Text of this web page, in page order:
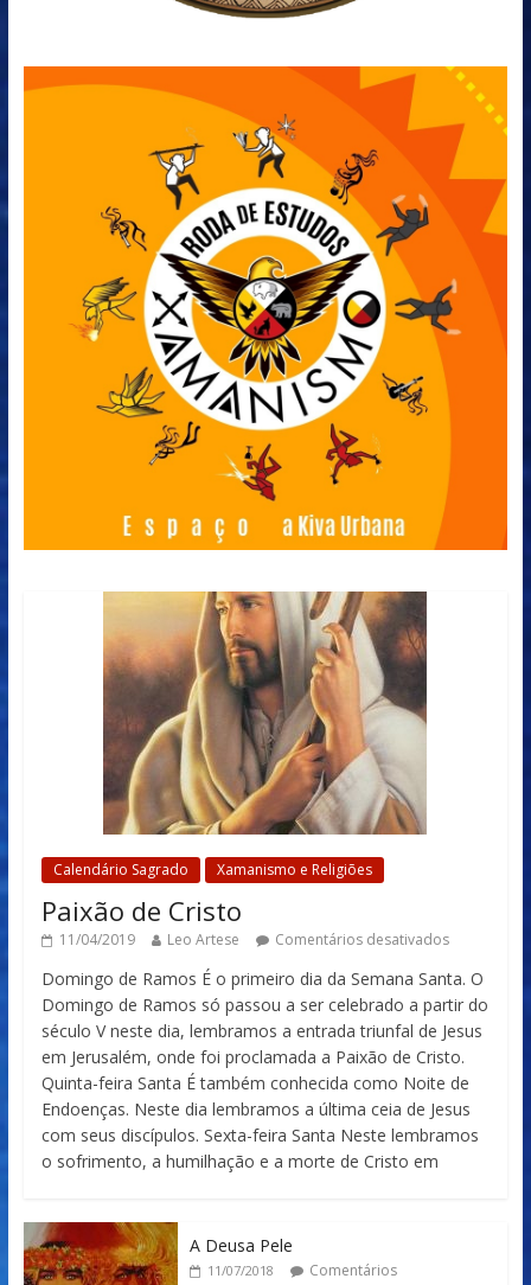
Calendário Sagrado Xamanismo e Religiões
Paixão de Cristo
11/04/2019 Leo Artese Comentários desativados
Domingo de Ramos É o primeiro dia da Semana Santa. O
Domingo de Ramos só passou a ser celebrado a partir do
século V neste dia, lembramos a entrada triunfal de Jesus
em Jerusalém, onde foi proclamada a Paixão de Cristo.
Quinta-feira Santa É também conhecida como Noite de
Endoenças. Neste dia lembramos a última ceia de Jesus
com seus discípulos. Sexta-feira Santa Neste lembramos
o sofrimento, a humilhação e a morte de Cristo em
A Deusa Pele
11/07/2018
Comentários